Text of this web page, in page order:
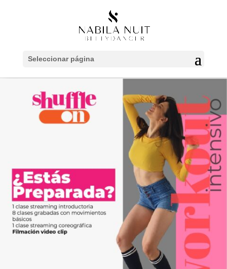
Seleccionar página